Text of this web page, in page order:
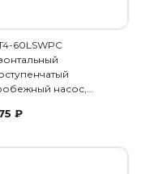
60LSWPC
насос,…
₽